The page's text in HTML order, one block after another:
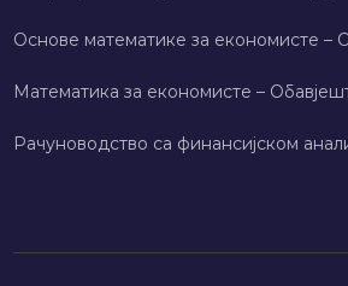
Основе математике за економисте –
Математика за економисте –
Рачуноводство са финансијском